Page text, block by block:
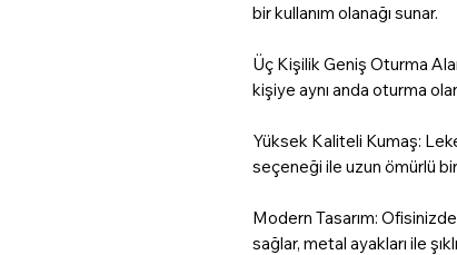
bir kullanım olanağı sunar.
Üç Kişilik Geniş Oturma
kişiye aynı anda oturma
Yüksek Kaliteli Kumaş:
seçeneği ile uzun ömürlü bir
Modern Tasarım:
sağlar, metal ayakları ile